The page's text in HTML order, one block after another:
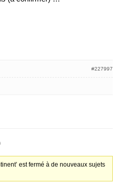
#227997
est fermé à de nouveaux sujets